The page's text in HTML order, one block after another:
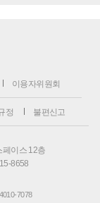
이용자위원회
정 불편신고
페이스 12층
8658
7078